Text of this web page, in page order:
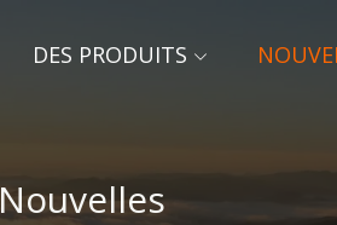
DES PRODUITS
Nouvelles